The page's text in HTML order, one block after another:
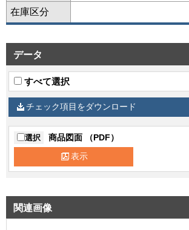
在庫区分
データ
すべて選択
チェック項目をダウンロード
選択 商品図面 （PDF）
表示
関連画像